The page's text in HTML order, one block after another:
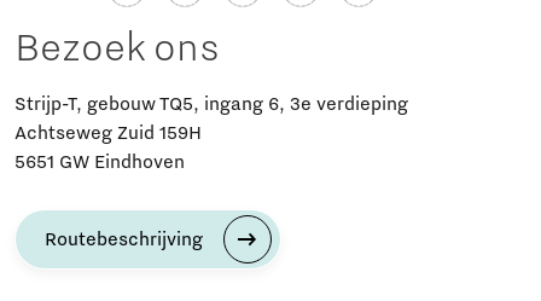
Bezoek ons
Strijp-T, gebouw TQ5, ingang 6, 3e verdieping
Achtseweg Zuid 159H
5651 GW Eindhoven
Routebeschrijving